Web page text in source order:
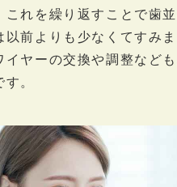
これを繰り返すことで歯
以前よりも少なくてすみ
ヤーの交換や調整など
。